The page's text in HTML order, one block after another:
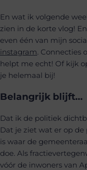
En wat ik volgende
zien in de korte vlog!
even één van mijn
instagram. Connecties
helpt me echt! Of kijk
je helemaal bij!
Belangrijk blijft…
Dat ik de politiek
Dat je ziet wat er op
is waar de
doe. Als
vóór de inwoners van